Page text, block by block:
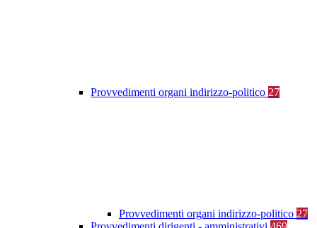
Provvedimenti organi indirizzo-politico 27
Provvedimenti organi indirizzo-politico 27